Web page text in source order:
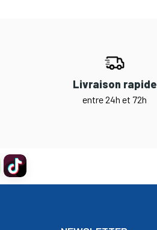
Livraison rapide
entre 24h et 72h